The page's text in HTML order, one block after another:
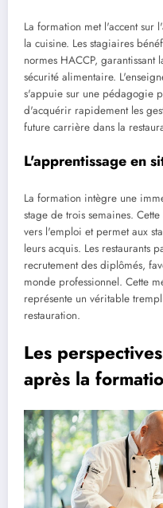
La formation met l'accent sur
la cuisine. Les stagiaires
normes HACCP,
sécurité alimentaire.
s'appuie sur une pédagogie
d'acquérir rapidement les
future carrière dans la
L'apprentissage en
La formation intègre une
stage de trois semaines.
vers l'emploi et permet aux
leurs acquis. Les restaurants
recrutement des diplômés,
monde professionnel. Cette
représente un véritable
restauration.
Les
après la